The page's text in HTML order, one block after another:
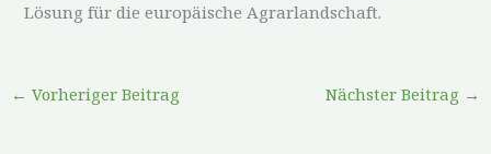
Lösung für die europäische Agrarlandschaft.
← Vorheriger Beitrag Nächster Beitrag →